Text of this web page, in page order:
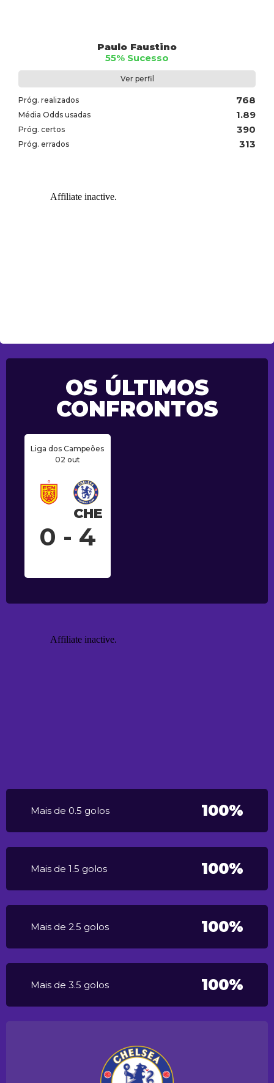
Paulo Faustino
55% Sucesso
Ver perfil
Próg. realizados 768
Média Odds usadas 1.89
Próg. certos 390
Próg. errados 313
OS ÚLTIMOS
CONFRONTOS
Liga dos Campeões
02 out
CHE
0 - 4
Mais de 0.5 golos 100%
Mais de 1.5 golos 100%
Mais de 2.5 golos 100%
Mais de 3.5 golos 100%